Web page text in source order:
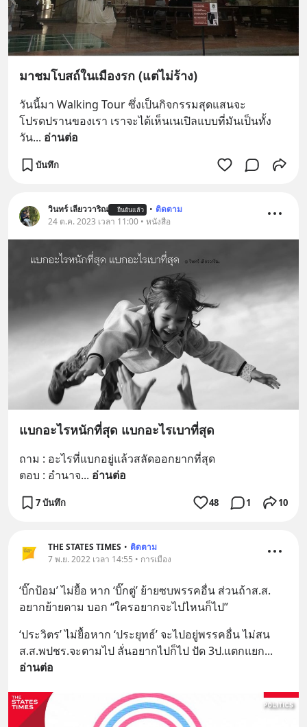
มาชมโบสถ์ในเมืองรก (แต่ไม่ร้าง)
วันนี้มา Walking Tour ซึ่งเป็นกิจกรรมสุดแสนจะ
โปรดปรานของเรา เราจะได้เห็นเนเปิลแบบที่มันเป็นทั้ง
วัน... อ่านต่อ
บันทึก
วินทร์ เลียววาริณ ยืนยันแล้ว • ติดตาม
24 ต.ค. 2023 เวลา 11:00 • หนังสือ
แบกอะไรหนักที่สุด แบกอะไรเบาที่สุด
ถาม : อะไรที่แบกอยู่แล้วสลัดออกยากที่สุด
ตอบ : อำนาจ... อ่านต่อ
7 บันทึก 48 1 10
THE STATES TIMES • ติดตาม
7 พ.ย. 2022 เวลา 14:55 • การเมือง
‘บิ๊กป้อม’ ไม่ยื้อ หาก ‘บิ๊กตู่’ ย้ายซบพรรคอื่น ส่วนถ้าส.ส.
อยากย้ายตาม บอก “ใครอยากจะไปไหนก็ไป”
‘ประวิตร’ ไม่ยื้อหาก ‘ประยุทธ์’ จะไปอยู่พรรคอื่น ไม่สน
ส.ส.พปชร.จะตามไป ลั่นอยากไปก็ไป ปัด 3ป.แตกแยก
อ่านต่อ